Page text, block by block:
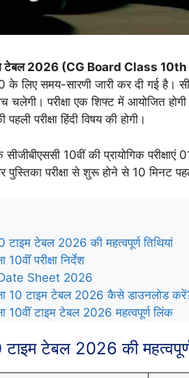
टाइम टेबल 2026 (CG Board Class
के लिए समय-सारणी जारी कर दी गई है।
चलेगी। परीक्षा एक शिफ्ट में आयोजित
परीक्षा हिंदी विषय की होगी।
सीजीबीएससी 10वीं की प्रायोगिक
पुस्तिका परीक्षा से शुरू होने से 10 मिनट
टाइम टेबल 2026 की महत्वपूर्ण तिथियां
10वीं परीक्षा निर्देश
Sheet 2026
10 टाइम टेबल 2026 कैसे डाउनलोड
10वीं टाइम टेबल 2026 महत्वपूर्ण लिंक
टाइम टेबल 2026 की